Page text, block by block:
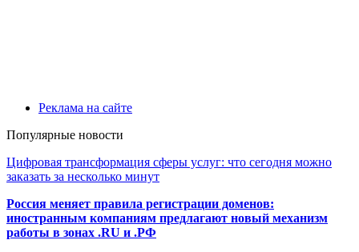
Реклама на сайте
Популярные новости
Цифровая трансформация сферы услуг: что сегодня можно
заказать за несколько минут
Россия меняет правила регистрации доменов:
иностранным компаниям предлагают новый механизм
работы в зонах .RU и .РФ